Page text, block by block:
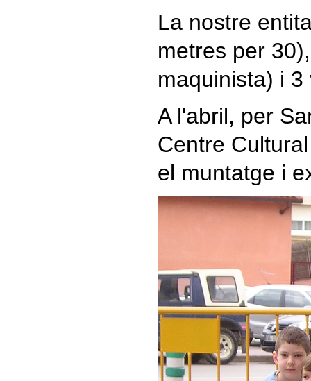
La nostre
metres per
maquinista) i
A l'abril, per
Centre
el muntatge i